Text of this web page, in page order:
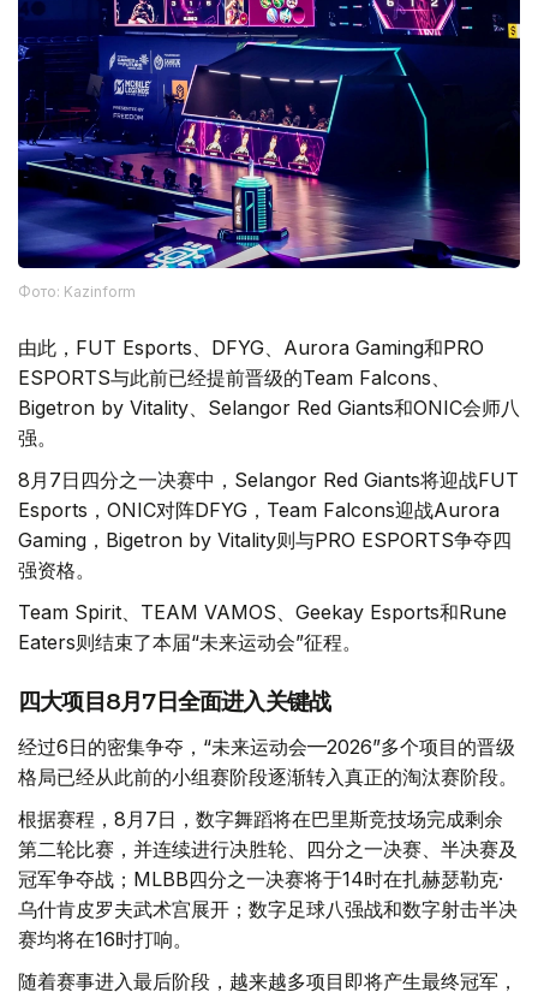
Фото: Kazinform
由此，FUT Esports、DFYG、Aurora Gaming和PRO
ESPORTS与此前已经提前晋级的Team Falcons、
Bigetron by Vitality、Selangor Red Giants和ONIC会师八
强。
8月7日四分之一决赛中，Selangor Red Giants将迎战FUT
Esports，ONIC对阵DFYG，Team Falcons迎战Aurora
Gaming，Bigetron by Vitality则与PRO ESPORTS争夺四
强资格。
Team Spirit、TEAM VAMOS、Geekay Esports和Rune
Eaters则结束了本届“未来运动会”征程。
四大项目8月7日全面进入关键战
经过6日的密集争夺，“未来运动会—2026”多个项目的晋级
格局已经从此前的小组赛阶段逐渐转入真正的淘汰赛阶段。
根据赛程，8月7日，数字舞蹈将在巴里斯竞技场完成剩余
第二轮比赛，并连续进行决胜轮、四分之一决赛、半决赛及
冠军争夺战；MLBB四分之一决赛将于14时在扎赫瑟勒克·
乌什肯皮罗夫武术宫展开；数字足球八强战和数字射击半决
赛均将在16时打响。
随着赛事进入最后阶段，越来越多项目即将产生最终冠军，